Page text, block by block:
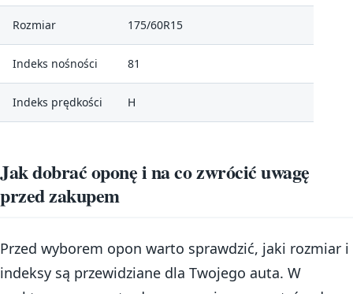
Rozmiar 175/60R15
Indeks nośności 81
Indeks prędkości H
Jak dobrać oponę i na co zwrócić uwagę
przed zakupem
Przed wyborem opon warto sprawdzić, jaki rozmiar i
indeksy są przewidziane dla Twojego auta. W